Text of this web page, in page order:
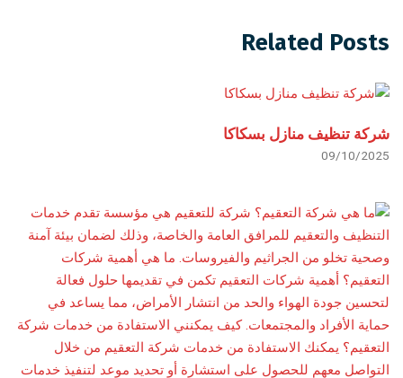
Related Posts
شركة تنظيف منازل بسكاكا
09/10/2025